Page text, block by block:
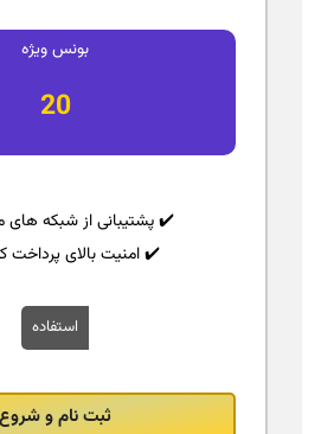
بونس ویژه
20
✔️ پشتیبانی از شبکه‌ های
✔️ امنیت بالای پرداخت
استفاده
ثبت نام و شروع